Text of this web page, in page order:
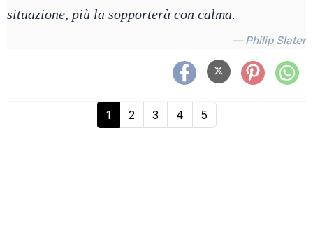
situazione, più la sopporterà con calma.
— Philip Slater
1 2 3 4 5